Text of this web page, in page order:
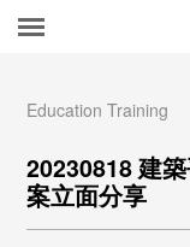
Education Training
20230818 建
案立面分享